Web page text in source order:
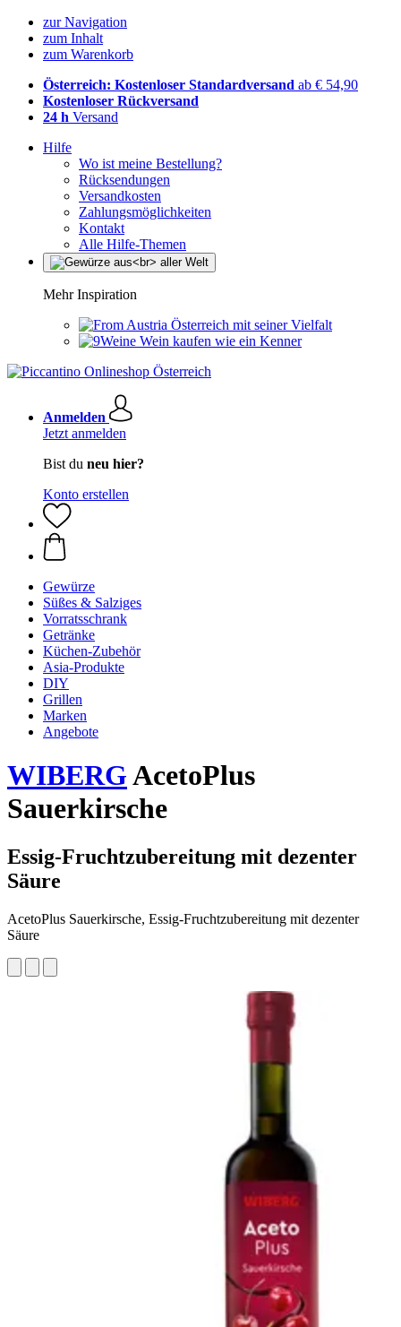
zur Navigation
zum Inhalt
zum Warenkorb
Österreich: Kostenloser Standardversand ab € 54,90
Kostenloser Rückversand
24 h Versand
Hilfe
Wo ist meine Bestellung?
Rücksendungen
Versandkosten
Zahlungsmöglichkeiten
Kontakt
Alle Hilfe-Themen
Mehr Inspiration
Österreich mit seiner Vielfalt
Wein kaufen wie ein Kenner
Anmelden
Jetzt anmelden
Bist du neu hier?
Konto erstellen
Gewürze
Süßes & Salziges
Vorratsschrank
Getränke
Küchen-Zubehör
Asia-Produkte
DIY
Grillen
Marken
Angebote
WIBERGAcetoPlus
Sauerkirsche
Essig-Fruchtzubereitung mit dezenter
Säure
AcetoPlus Sauerkirsche, Essig-Fruchtzubereitung mit dezenter
Säure